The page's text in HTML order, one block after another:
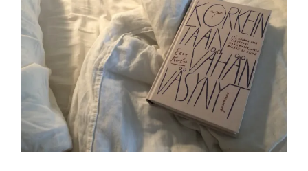
kuvaa
isompana